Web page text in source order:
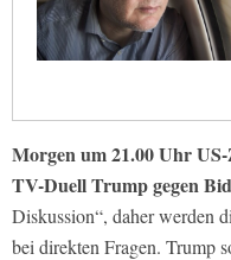
Morgen um 21.00 Uhr
TV-Duell Trump gegen
Diskussion“, daher werden
bei direkten Fragen. Trump